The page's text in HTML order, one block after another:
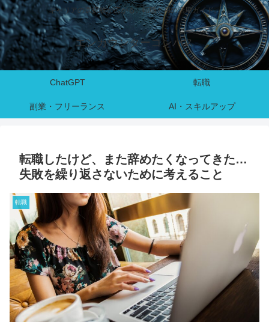
キャリアの選択肢が広がる。転職とAIの活用ガイド。
エンカウンターコンパス
ChatGPT 転職
副業・フリーランス AI・スキルアップ
転職したけど、また辞めたくなってきた…
失敗を繰り返さないために考えること
転職